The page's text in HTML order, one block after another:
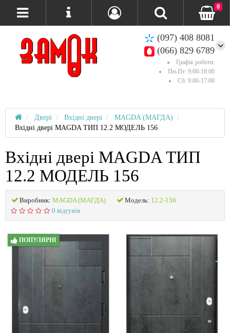
(097) 408 8081
(066) 829 6789
Графік роботи:
Пн-Пт: 9:00-18:00
Сб: 9:00-17:00
0
Двері Вхідні двері
MAGDA (МАГДА)
Вхідні двері MAGDA ТИП 12.2 МОДЕЛЬ 156
Вхідні двері MAGDA ТИП
12.2 МОДЕЛЬ 156
Виробник: MAGDA (МАГДА) Модель: 12.2-156
0 відгуків
ПОПУЛЯРНІ